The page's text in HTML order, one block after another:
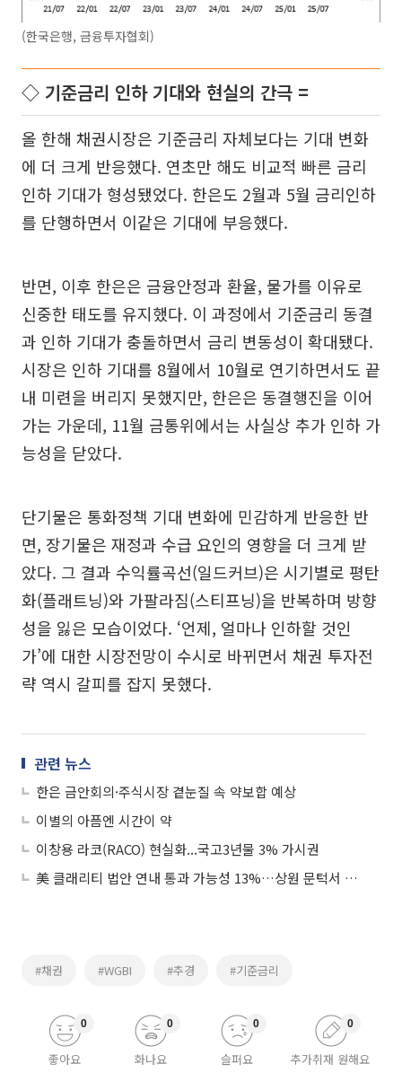
(한국은행, 금융투자협회)
◇ 기준금리 인하 기대와 현실의 간극 =
올 한해 채권시장은 기준금리 자체보다는 기대 변화
에 더 크게 반응했다. 연초만 해도 비교적 빠른 금리
인하 기대가 형성됐었다. 한은도 2월과 5월 금리인하
를 단행하면서 이같은 기대에 부응했다.
반면, 이후 한은은 금융안정과 환율, 물가를 이유로
신중한 태도를 유지했다. 이 과정에서 기준금리 동결
과 인하 기대가 충돌하면서 금리 변동성이 확대됐다.
시장은 인하 기대를 8월에서 10월로 연기하면서도 끝
내 미련을 버리지 못했지만, 한은은 동결행진을 이어
가는 가운데, 11월 금통위에서는 사실상 추가 인하 가
능성을 닫았다.
단기물은 통화정책 기대 변화에 민감하게 반응한 반
면, 장기물은 재정과 수급 요인의 영향을 더 크게 받
았다. 그 결과 수익률곡선(일드커브)은 시기별로 평탄
화(플래트닝)와 가팔라짐(스티프닝)을 반복하며 방향
성을 잃은 모습이었다. ‘언제, 얼마나 인하할 것인
가’에 대한 시장전망이 수시로 바뀌면서 채권 투자전
략 역시 갈피를 잡지 못했다.
관련 뉴스
한은 금안회의·주식시장 곁눈질 속 약보합 예상
이별의 아픔엔 시간이 약
이창용 라코(RACO) 현실화...국고3년물 3% 가시권
美 클래리티 법안 연내 통과 가능성 13%…상원 문턱서 제동
#채권 #WGBI #추경 #기준금리
좋아요
0
화나요
0
슬퍼요
0
추가취재 원해요
0